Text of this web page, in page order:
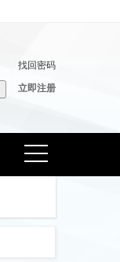
找回密码
立即注册